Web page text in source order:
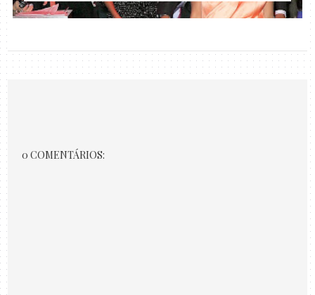
0 COMENTÁRIOS: